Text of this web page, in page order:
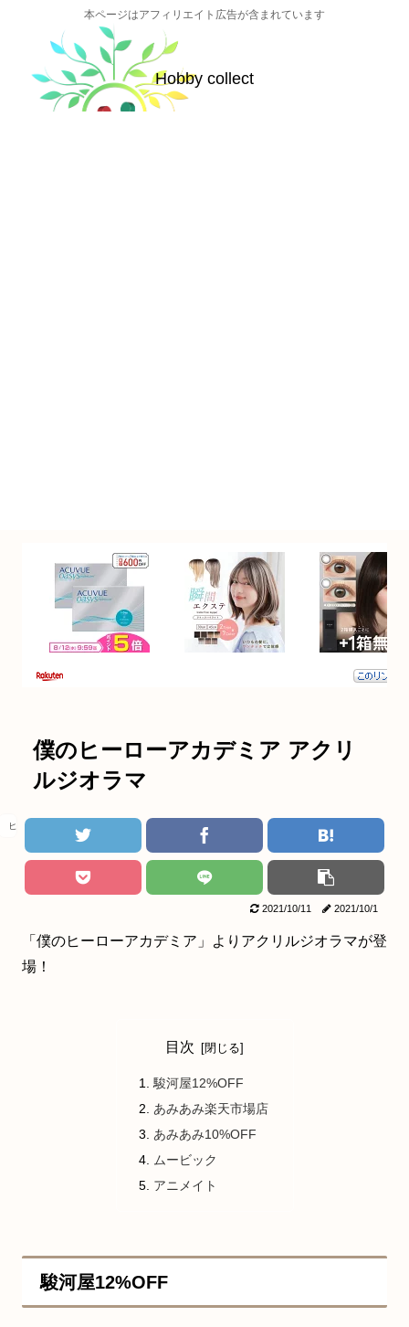
本ページはアフィリエイト広告が含まれています
Hobby collect
僕のヒーローアカデミア アクリ
ルジオラマ
ヒロアカ
2021/10/11 2021/10/1
「僕のヒーローアカデミア」よりアクリルジオラマが登
場！
目次
駿河屋12%OFF
あみあみ楽天市場店
あみあみ10%OFF
ムービック
アニメイト
駿河屋12%OFF